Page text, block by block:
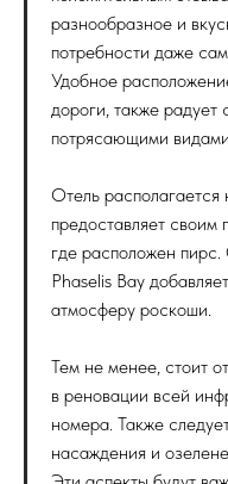
разнообразное и
потребности даже
Удобное
дороги, также радует
потрясающими
Отель
предоставляет своим
где расположен
Phaselis Bay
атмосферу роскоши.
Тем не менее, стоит
в реновации всей
номера. Также
насаждения и